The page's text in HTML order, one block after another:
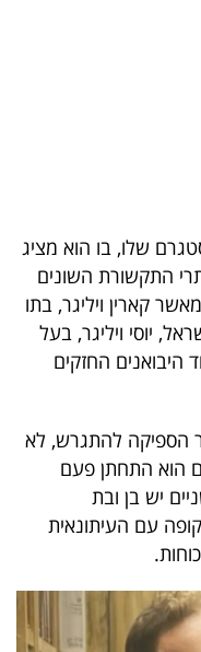
שלו, בו הוא מציג
התקשורת השונים
קארין ויליגר, בתו
יוסי ויליגר, בעל
היבואנים החזקים
וכבר הספיקה להתגרש, לא
שנולד לה ילד. נריה בן ה-42 גם הוא התחתן פעם
יש בן ובת
עם העיתונאית